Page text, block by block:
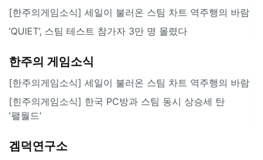
[한주의게임소식] 세일이 불러온 스팀 차트 역주행의 바람
‘QUIET’, 스팀 테스트 참가자 3만 명 몰렸다
한주의 게임소식
[한주의게임소식] 세일이 불러온 스팀 차트 역주행의 바람
[힌주의게임소식] 한국 PC방과 스팀 동시 상승세 탄
'팰월드'
겜덕연구소